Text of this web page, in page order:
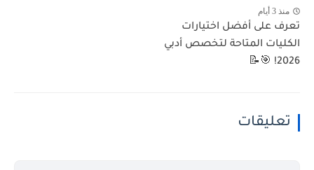
منذ 3 أيام
تعرف على أفضل اختيارات
الكليات المتاحة لتخصص أدبي
2026! 🎯📝
تعليقات